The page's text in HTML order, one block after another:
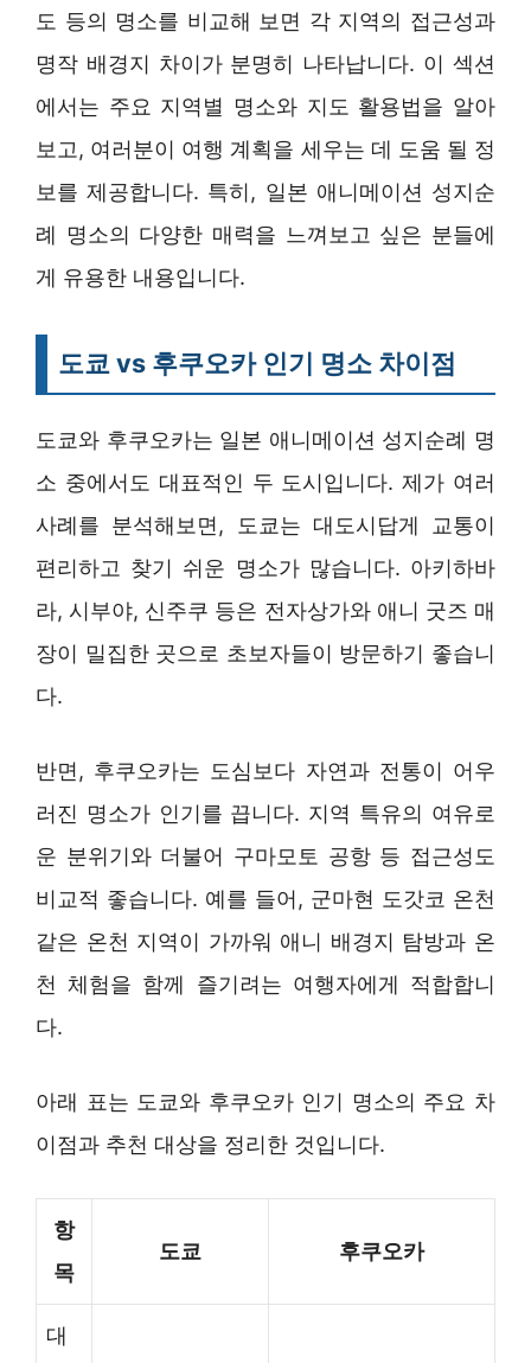
도 등의 명소를 비교해 보면 각 지역의 접근성과
명작 배경지 차이가 분명히 나타납니다. 이 섹션
에서는 주요 지역별 명소와 지도 활용법을 알아
보고, 여러분이 여행 계획을 세우는 데 도움 될 정
보를 제공합니다. 특히, 일본 애니메이션 성지순
례 명소의 다양한 매력을 느껴보고 싶은 분들에
게 유용한 내용입니다.
도쿄 vs 후쿠오카 인기 명소 차이점
도쿄와 후쿠오카는 일본 애니메이션 성지순례 명
소 중에서도 대표적인 두 도시입니다. 제가 여러
사례를 분석해보면, 도쿄는 대도시답게 교통이
편리하고 찾기 쉬운 명소가 많습니다. 아키하바
라, 시부야, 신주쿠 등은 전자상가와 애니 굿즈 매
장이 밀집한 곳으로 초보자들이 방문하기 좋습니
다.
반면, 후쿠오카는 도심보다 자연과 전통이 어우
러진 명소가 인기를 끕니다. 지역 특유의 여유로
운 분위기와 더불어 구마모토 공항 등 접근성도
비교적 좋습니다. 예를 들어, 군마현 도갓코 온천
같은 온천 지역이 가까워 애니 배경지 탐방과 온
천 체험을 함께 즐기려는 여행자에게 적합합니
다.
아래 표는 도쿄와 후쿠오카 인기 명소의 주요 차
이점과 추천 대상을 정리한 것입니다.
항
목
도쿄 후쿠오카
대